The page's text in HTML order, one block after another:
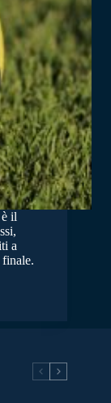
il
a
finale.